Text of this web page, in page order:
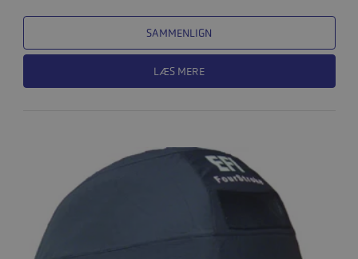
SAMMENLIGN
LÆS MERE